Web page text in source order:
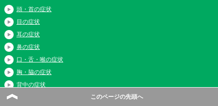
頭・首の症状
目の症状
耳の症状
鼻の症状
口・舌・喉の症状
胸・脇の症状
背中の症状
お腹の症状
このページの先頭へ